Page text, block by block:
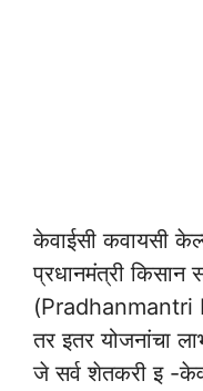
केवाईसी कवायसी
प्रधानमंत्री किसान
(Pradhanmantri
तर इतर योजनांचा
जे सर्व शेतकरी इ -